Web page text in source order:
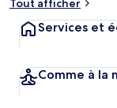
Tout afficher
Services et
Comme à la